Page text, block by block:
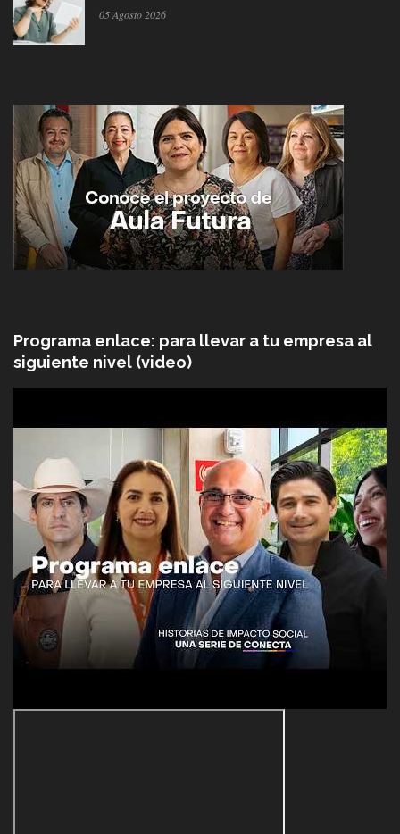
05 Agosto 2026
Programa enlace: para llevar a tu empresa al
siguiente nivel (video)